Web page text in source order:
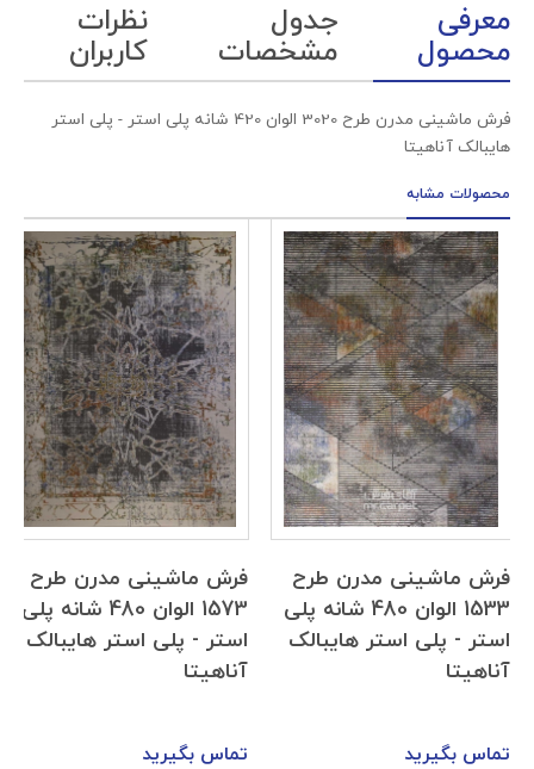
معرفی
محصول
جدول
مشخصات
نظرات
کاربران
فرش ماشینی مدرن طرح 3020 الوان 420 شانه پلی استر - پلی استر
هایبالک آناهیتا
محصولات مشابه
فرش ماشینی مدرن طرح
1533 الوان 480 شانه پلی
استر - پلی استر هایبالک
آناهیتا
تماس بگیرید
فرش ماشینی مدرن طرح
1573 الوان 480 شانه پلی
استر - پلی استر هایبالک
آناهیتا
تماس بگیرید